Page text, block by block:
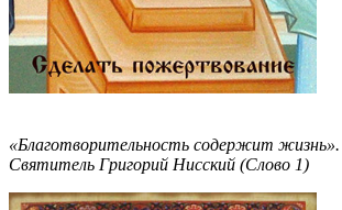
«Благотворительность содержит жизнь».
Святитель Григорий Нисский (Слово 1)